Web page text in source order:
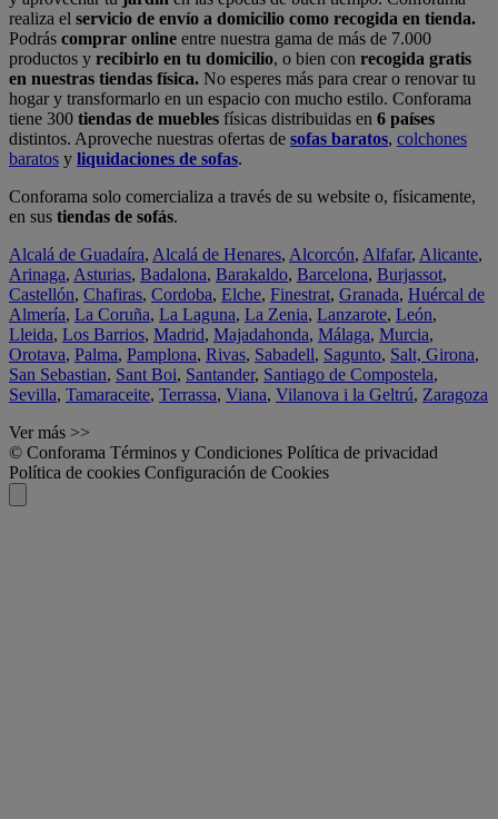
realiza el servicio de envío a domicilio como recogida en tienda.
Podrás comprar online entre nuestra gama de más de 7.000
productos y recibirlo en tu domicilio, o bien con recogida gratis
en nuestras tiendas física. No esperes más para crear o renovar tu
hogar y transformarlo en un espacio con mucho estilo. Conforama
tiene 300 tiendas de muebles físicas distribuidas en 6 países
distintos. Aproveche nuestras ofertas de sofas baratos, colchones
baratos y liquidaciones de sofas.
Conforama solo comercializa a través de su website o, físicamente,
en sus tiendas de sofás.
Alcalá de Guadaíra, Alcalá de Henares, Alcorcón, Alfafar, Alicante,
Arinaga, Asturias, Badalona, Barakaldo, Barcelona, Burjassot,
Castellón, Chafiras, Cordoba, Elche, Finestrat, Granada, Huércal de
Almería, La Coruña, La Laguna, La Zenia, Lanzarote, León,
Lleida, Los Barrios, Madrid, Majadahonda, Málaga, Murcia,
Orotava, Palma, Pamplona, Rivas, Sabadell, Sagunto, Salt, Girona,
San Sebastian, Sant Boi, Santander, Santiago de Compostela,
Sevilla, Tamaraceite, Terrassa, Viana, Vilanova i la Geltrú, Zaragoza
Ver más >>
© Conforama Términos y Condiciones Política de privacidad
Política de cookies Configuración de Cookies